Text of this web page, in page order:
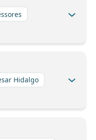
Hidalgo